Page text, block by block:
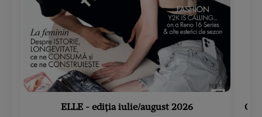
ELLE - ediția iulie/august 2026